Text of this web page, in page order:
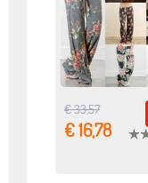
€ 33,57
€ 16,78